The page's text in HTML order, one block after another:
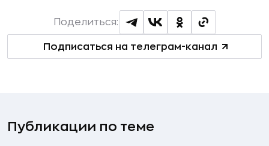
Подписаться на телеграм-канал
Поделиться:
Публикации по теме